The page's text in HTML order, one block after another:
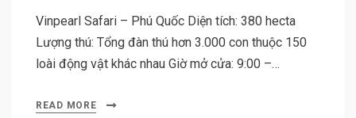
Vinpearl Safari – Phú Quốc Diện tích: 380 hecta
Lượng thú: Tổng đàn thú hơn 3.000 con thuộc 150
loài động vật khác nhau Giờ mở cửa: 9:00 –…
READ MORE